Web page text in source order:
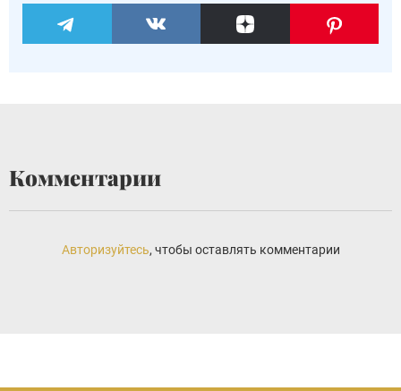
Комментарии
Авторизуйтесь, чтобы оставлять комментарии